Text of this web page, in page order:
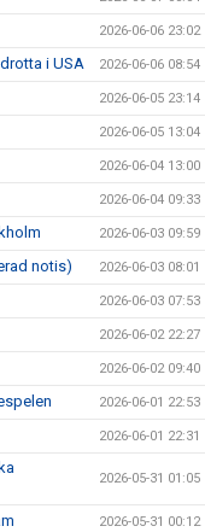
2026-06-06 23:02
i USA 2026-06-06 08:54
2026-06-05 23:14
2026-06-05 13:04
2026-06-04 13:00
2026-06-04 09:33
2026-06-03 09:59
notis) 2026-06-03 08:01
2026-06-03 07:53
2026-06-02 22:27
2026-06-02 09:40
2026-06-01 22:53
2026-06-01 22:31
2026-05-31 01:05
2026-05-31 00:12